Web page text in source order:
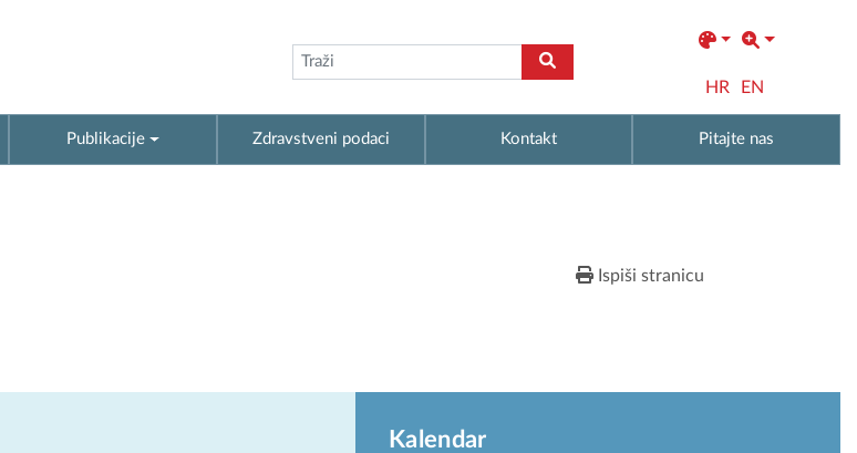
HR EN
Publikacije Zdravstveni podaci Kontakt Pitajte nas
Ispiši stranicu
Kalendar